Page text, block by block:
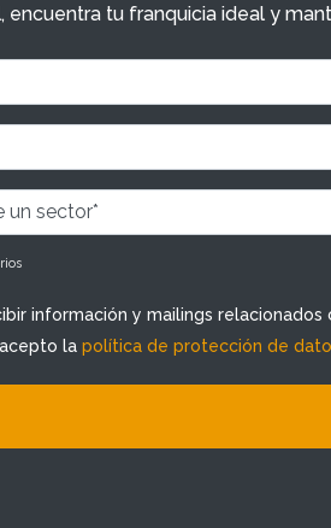
encuentra tu franquicia ideal y
información y mailings
la política de protección de